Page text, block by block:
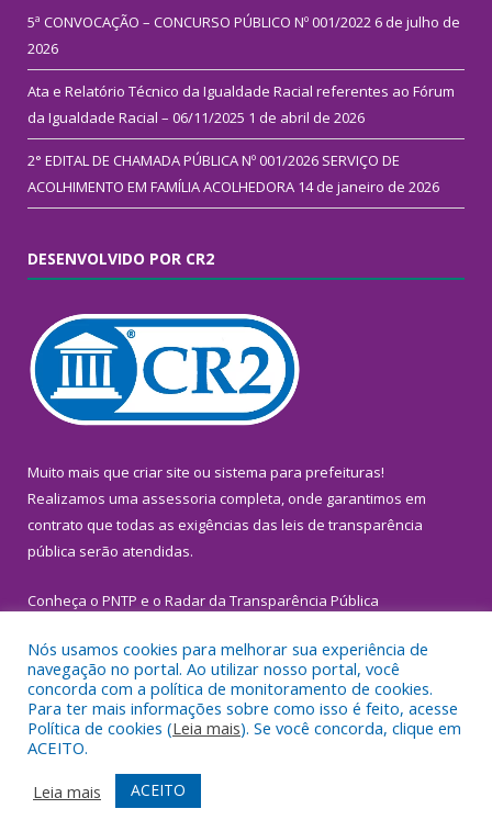
5ª CONVOCAÇÃO – CONCURSO PÚBLICO Nº 001/2022 6 de julho de
2026
Ata e Relatório Técnico da Igualdade Racial referentes ao Fórum
da Igualdade Racial – 06/11/2025 1 de abril de 2026
2° EDITAL DE CHAMADA PÚBLICA Nº 001/2026 SERVIÇO DE
ACOLHIMENTO EM FAMÍLIA ACOLHEDORA 14 de janeiro de 2026
DESENVOLVIDO POR CR2
Muito mais que criar site ou sistema para prefeituras!
Realizamos uma assessoria completa, onde garantimos em
contrato que todas as exigências das leis de transparência
pública serão atendidas.
Conheça o PNTP e o Radar da Transparência Pública
Todos os direitos reservados a Prefeitura Municipal de
Inhangapi.
Mapa do Site
Acessar Área Administrativa
Acessar Webmail
Nós usamos cookies para melhorar sua experiência de
navegação no portal. Ao utilizar nosso portal, você
concorda com a política de monitoramento de cookies.
Para ter mais informações sobre como isso é feito, acesse
Política de cookies (Leia mais). Se você concorda, clique em
ACEITO.
Leia mais
ACEITO